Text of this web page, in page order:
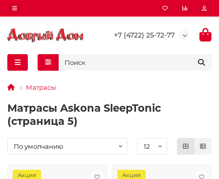
+7 (4722) 25-72-77
Матрасы
Матрасы Askona SleepTonic
(страница 5)
Акция Акция